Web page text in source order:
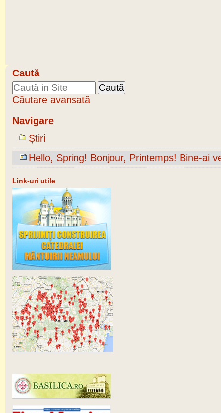
Caută
Căutare avansată
Navigare
Știri
Hello, Spring! Bonjour, Printemps! Bine-ai
Link-uri utile